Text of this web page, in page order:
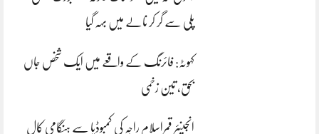
پلی سے گر کر نالے میں بہہ گیا
کہوٹہ: فائرنگ کے واقعے میں ایک شخص جاں
بحق، تین زخمی
انجینئر قمراسلام راجہ کی کمبوڈیا سے ہنگامی کال